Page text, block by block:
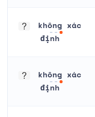
không xác
định
không xác
định